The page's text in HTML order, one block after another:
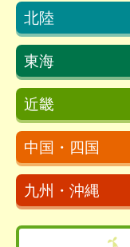
北陸
東海
近畿
中国・四国
九州・沖縄